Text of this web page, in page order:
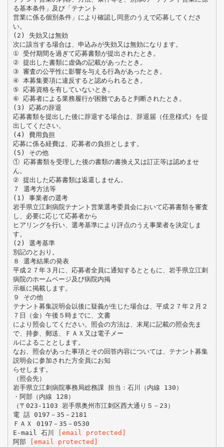
る基本条件」及び「テナント
営業に係る個別条件」により確認し同意のうえで応募してくださ
い。
(2) 失効又は無効
次に該当する場合は、申込みが失効又は無効になります。
① 受付期間を過ぎて応募書類が提出されたとき。
② 提出した書類に虚偽の記載があったとき。
③ 審査の公平性に影響を与える行為があったとき。
④ 本募集要項に違反すると認められるとき。
⑤ 応募資格を有していないとき。
⑥ 応募者による業務履行が困難であると判断されたとき。
(3) 応募の辞退
応募書類を提出した後に辞退する場合は、辞退届（任意様式）を提
出してください。
(4) 費用負担
応募に係る経費は、応募者の負担とします。
(5) その他
① 応募書類を受理した後の書類の書換え又は訂正等は認めませ
ん。
② 提出した応募書類は返還しません。
７ 選考方法等
(1) 事業者の選考
岩手県立江刺病院テナント営業選考委員会において応募書類を審査
し、必要に応じて応募者から
ヒアリングを行い、選考基準により評点のうえ事業者を決定しま
す。
(2) 選考基準
別記のとおり。
８ 選考結果の発表
平成２７年３月に、応募者全員に通知するとともに、岩手県立江刺
病院のホームページ及び病院内掲
示板に掲載します。
９ その他
テナント募集説明会以後に疑義が生じた場合は、平成２７年２月２
７日（金）午後５時までに、文書
により照会してください。照会の方法は、末尾に記載の照会先ま
で、持参、郵送、ＦＡＸ又は電子メー
ルによることとします。
なお、照会があった事項とその回答内容については、テナント募集
説明会に参加された方全員にお知
らせします。
（照会先）
岩手県立江刺病院事務局総務課 担当：石川（内線 130）
・阿部（内線 128）
（〒023-1103 岩手県奥州市江刺区西大通り５－23）
電 話 0197－35－2181
ＦＡＸ 0197－35－0530
E-mail 石川
[email protected]
阿部
[email protected]